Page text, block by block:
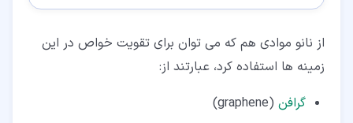
از نانو موادی هم که می توان برای تقویت خواص در این
زمینه ها استفاده کرد، عبارتند از:
گرافن (graphene)